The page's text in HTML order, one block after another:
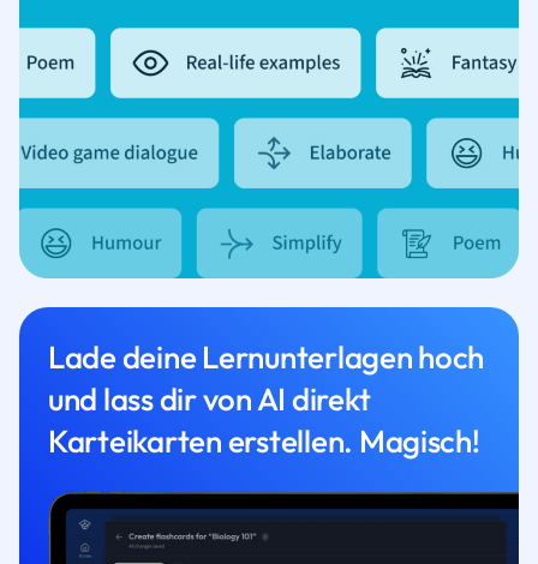
Lade deine Lernunterlagen hoch
und lass dir von AI direkt
Karteikarten erstellen. Magisch!